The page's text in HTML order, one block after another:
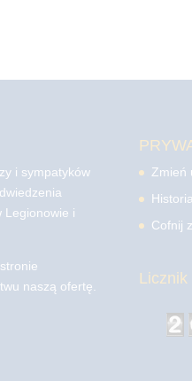
i sympatyków
Legionowie i
naszą ofertę.
Zmień
Cofnij